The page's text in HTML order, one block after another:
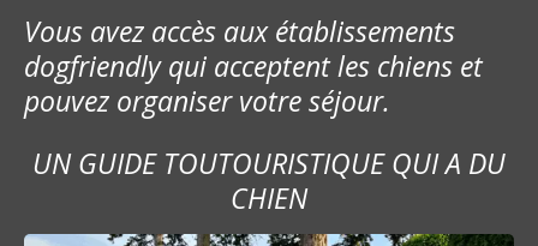
Vous avez accès aux établissements
dogfriendly qui acceptent les chiens et
pouvez organiser votre séjour.
UN GUIDE TOUTOURISTIQUE QUI A DU
CHIEN